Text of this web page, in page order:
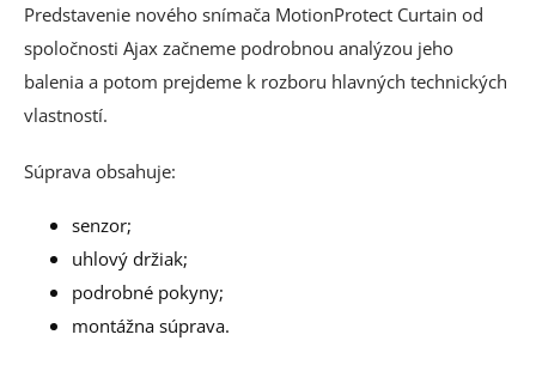
Predstavenie nového snímača MotionProtect Curtain od
spoločnosti Ajax začneme podrobnou analýzou jeho
balenia a potom prejdeme k rozboru hlavných technických
vlastností.
Súprava obsahuje:
senzor;
uhlový držiak;
podrobné pokyny;
montážna súprava.